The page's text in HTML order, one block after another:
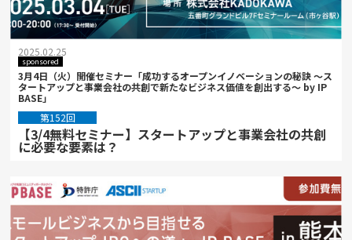
2025.02.25
sponsored
3月4日（火）開催セミナー「成功するオープンイノベーションの秘訣 ～ス
タートアップと事業会社の共創で新たなビジネス価値を創出する～ by IP
BASE」
第152回
【3/4無料セミナー】スタートアップと事業会社の共創
に必要な要素は？